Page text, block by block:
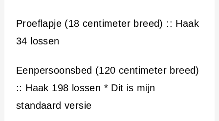
Proeflapje (18 centimeter breed) :: Haak
34 lossen
Eenpersoonsbed (120 centimeter breed)
:: Haak 198 lossen * Dit is mijn
standaard versie